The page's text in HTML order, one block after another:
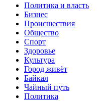
Политика и власть
Бизнес
Происшествия
Общество
Cпорт
Здоровье
Культура
Город живёт
Байкал
Чайный путь
Политика